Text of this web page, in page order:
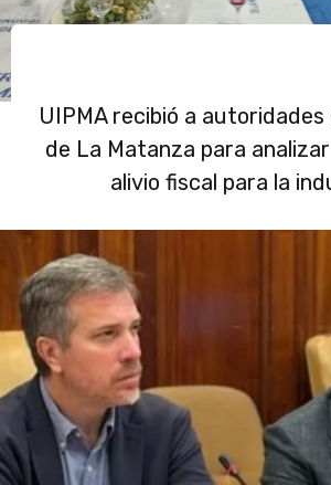
UIPMA recibió a
de La Matanza para
alivio fiscal para la